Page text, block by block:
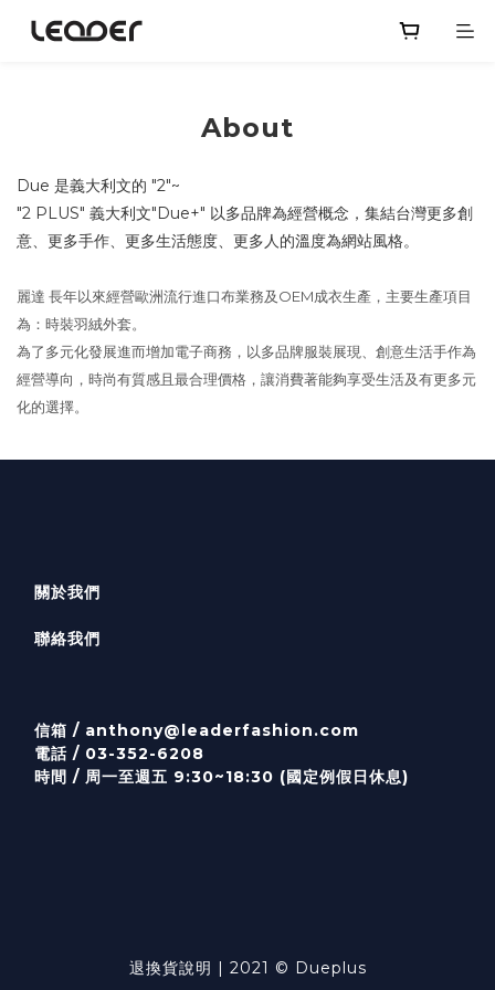
About
Due 是義大利文的 "2"~
"2 PLUS" 義大利文"Due+" 以多品牌為經營概念，集結台灣更多創
意、更多手作、更多生活態度、更多人的溫度為網站風格。
麗達 長年以來經營歐洲流行進口布業務及OEM成衣生產，主要生產項目
為：時裝羽絨外套。
為了多元化發展進而增加電子商務，以多品牌服裝展現、創意生活手作為
經營導向，時尚有質感且最合理價格，讓消費著能夠享受生活及有更多元
化的選擇。
關於我們
聯絡我們
信箱 / anthony@leaderfashion.com
電話 / 03-352-6208
時間 / 周一至週五 9:30~18:30 (國定例假日休息)
退換貨說明 | 2021 © Dueplus